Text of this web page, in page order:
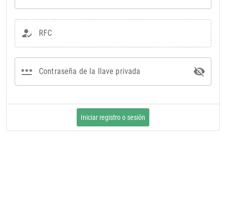
RFC
password Contraseña de la llave privada visibility_off
Iniciar registro o sesión